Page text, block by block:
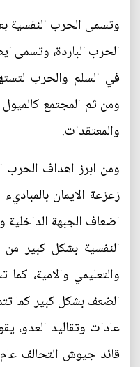
وتسمى الحرب النفسية
الحرب الباردة، وتسمى
في السلم والحرب
ومن ثم المجتمع
والمعتقدات.
ومن ابرز اهداف الحرب
زعزعة الايمان
اضعاف الجبهة
النفسية بشكل كبير
والتعليمي والامية،
الضعف بشكل كبير كما
عادات وتقاليد العدو،